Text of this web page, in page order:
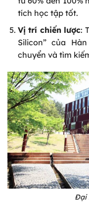
tích học tập tốt.
Vị trí chiến lược:
Silicon” của
chuyển và tìm
Đại